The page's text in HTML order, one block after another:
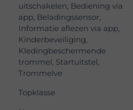
uitschakelen, Bediening via
app, Beladingssensor,
Informatie aflezen via app,
Kinderbeveiliging,
Kledingbeschermende
trommel, Startuitstel,
Trommelve
Topklasse